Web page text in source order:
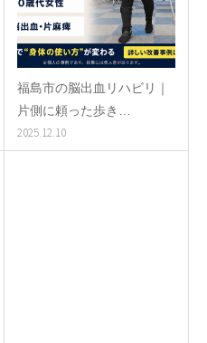
福島市の脳出血リハビリ｜
片側に頼った歩き…
2025.12.10